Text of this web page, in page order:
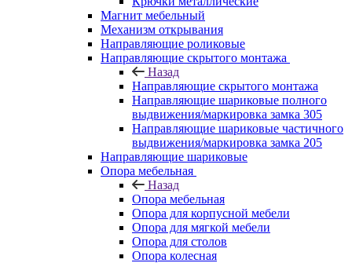
Магнит мебельный
Механизм открывания
Направляющие роликовые
Направляющие скрытого монтажа
Назад
Направляющие скрытого монтажа
Направляющие шариковые полного
выдвижения/маркировка замка 305
Направляющие шариковые частичного
выдвижения/маркировка замка 205
Направляющие шариковые
Опора мебельная
Назад
Опора мебельная
Опора для корпусной мебели
Опора для мягкой мебели
Опора для столов
Опора колесная